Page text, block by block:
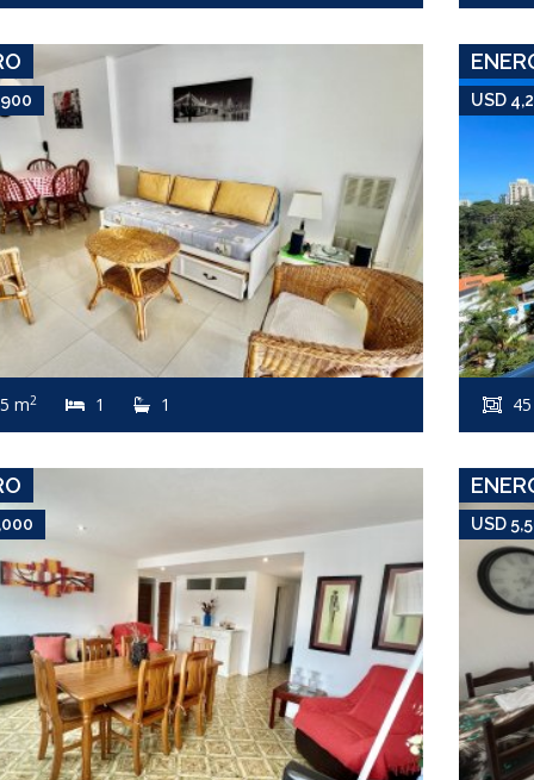
m2 1 1
USD
USD 5,000
Apartamento #6274
PENÍNSULA
USD
USD 5,500